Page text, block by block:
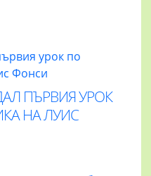
ПЪРВИЯ УРОК
НА ЛУИС